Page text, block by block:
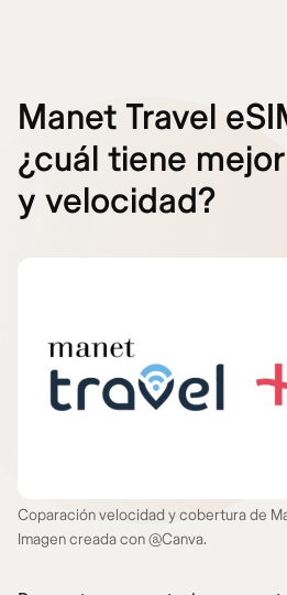
Manet Travel
¿cuál tiene
y velocidad?
Coparación velocidad y cobertura de
Imagen creada con @Canva.